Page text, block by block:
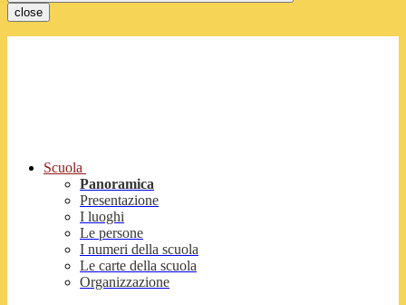
close
Scuola
Panoramica
Presentazione
I luoghi
Le persone
I numeri della scuola
Le carte della scuola
Organizzazione